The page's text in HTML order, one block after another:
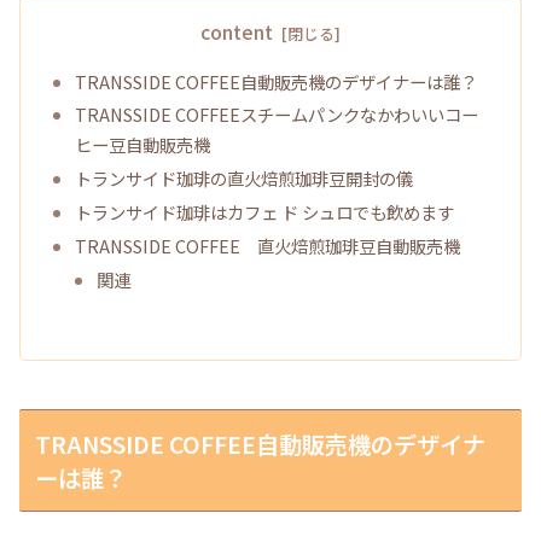
content
TRANSSIDE COFFEE自動販売機のデザイナーは誰？
TRANSSIDE COFFEEスチームパンクなかわいいコー
ヒー豆自動販売機
トランサイド珈琲の直火焙煎珈琲豆開封の儀
トランサイド珈琲はカフェ ド シュロでも飲めます
TRANSSIDE COFFEE 直火焙煎珈琲豆自動販売機
関連
TRANSSIDE COFFEE自動販売機のデザイナ
ーは誰？